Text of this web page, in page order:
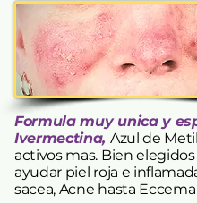
​Formula muy unica y
Ivermectina, Azul de
activos mas. Bien
ayudar piel roja e
sacea, Acne hasta